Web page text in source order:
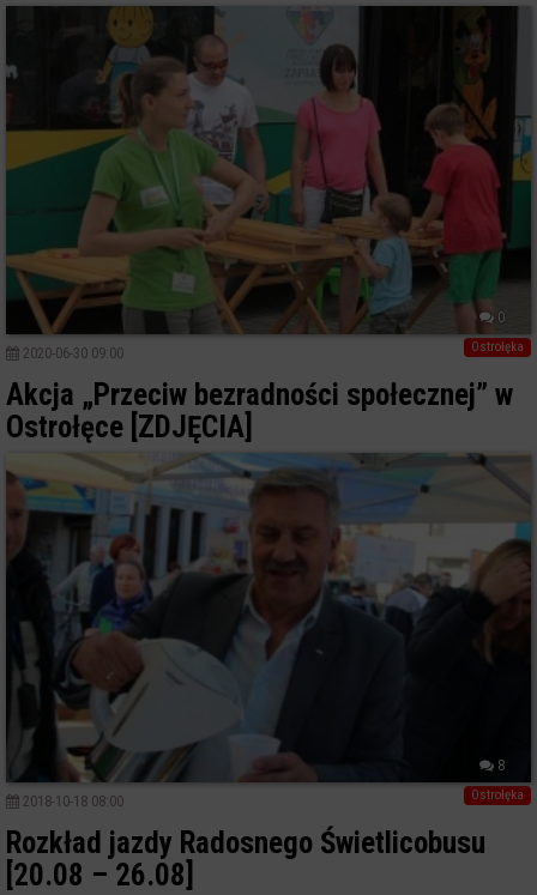
0
Ostrołęka
2020-06-30 09:00
Akcja „Przeciw bezradności społecznej” w
Ostrołęce [ZDJĘCIA]
8
Ostrołęka
2018-10-18 08:00
Rozkład jazdy Radosnego Świetlicobusu
[20.08 – 26.08]